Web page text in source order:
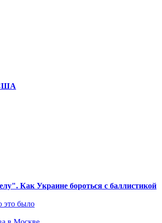
США
Как Украине бороться с баллистикой
это было